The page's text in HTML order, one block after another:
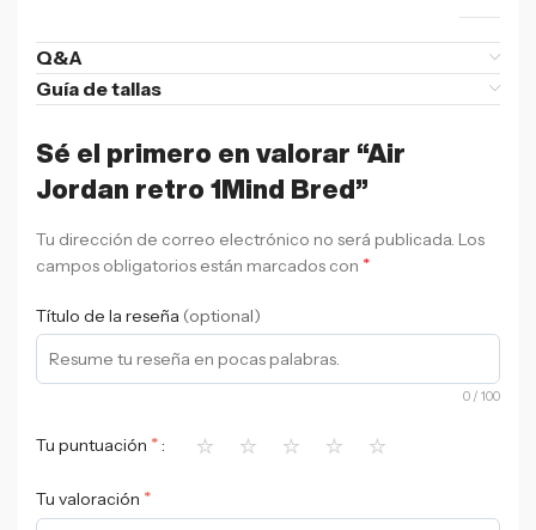
Q&A
Guía de tallas
Sé el primero en valorar “Air
Jordan retro 1Mind Bred”
Tu dirección de correo electrónico no será publicada. Los
campos obligatorios están marcados con *
Título de la reseña (optional)
0 / 100
Tu puntuación * ⭐ ⭐ ⭐ ⭐ ⭐
Tu valoración *